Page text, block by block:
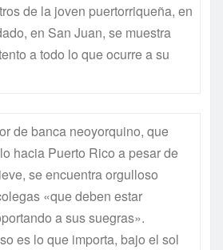
de la joven puertorriqueña, en
en San Juan, se muestra
a todo lo que ocurre a su
de banca neoyorquino, que
hacia Puerto Rico a pesar de
se encuentra orgulloso
«que deben estar
a sus suegras».
es lo que importa, bajo el sol